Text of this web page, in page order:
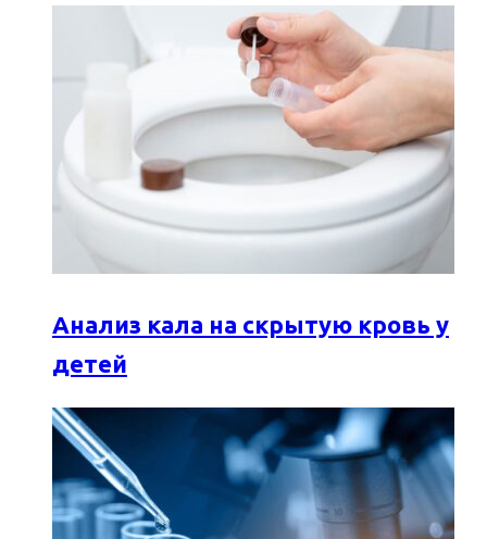
Анализ кала на скрытую кровь у
детей